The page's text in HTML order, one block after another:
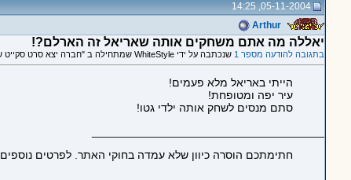
05-11-2004, 14:25
Arthur
יאללה מה אתם משחקים אותה שאריאל זה הארלם?!
בתגובה להודעה מספר 1 שנכתבה על ידי WhiteStyle שמתחילה ב "חברה יצא סרט סקייט שלנו!!!! AriHell"
הייתי באריאל מלא פעמים!
עיר יפה ומטופחת!
סתם מנסים לשחק אותה ילדי גטו!
חתימתכם הוסרה כיוון שלא עמדה בחוקי האתר. לפרטים נוספים